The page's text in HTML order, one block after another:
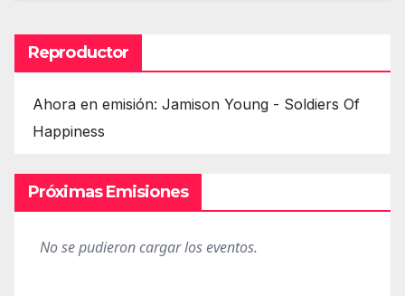
Reproductor
Ahora en emisión: Jamison Young - Soldiers Of
Happiness
Próximas Emisiones